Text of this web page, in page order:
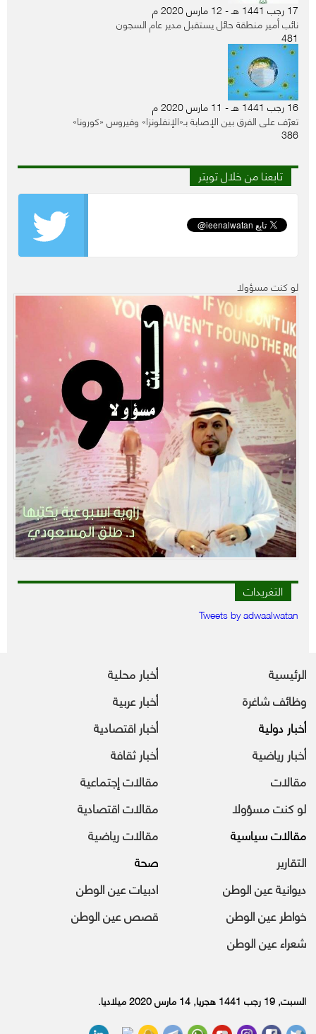
17 رجب 1441 هـ - 12 مارس 2020 م
نائب أمير منطقة حائل يستقبل مدير عام السجون
481
16 رجب 1441 هـ - 11 مارس 2020 م
تعرّف على الفرق بين الإصابة بـ«الإنفلونزا» وفيروس «كورونا»
386
تابعنا من خلال تويتر
لو كنت مسؤولا
التغريدات
Tweets by adwaalwatan
الرئيسية
أخبار محلية
وظائف شاغرة
أخبار عربية
أخبار دولية
أخبار اقتصادية
أخبار رياضية
أخبار ثقافة
مقالات
مقالات إجتماعية
لو كنت مسؤولا
مقالات اقتصادية
مقالات سياسية
مقالات رياضية
التقارير
صحة
ديوانية عين الوطن
ادبيات عين الوطن
خواطر عين الوطن
قصص عين الوطن
شعراء عين الوطن
السبت, 19 رجب 1441 هجريا, 14 مارس 2020 ميلاديا.